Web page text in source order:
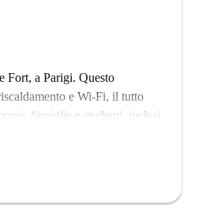
Fort, a Parigi. Questo
e Wi-Fi, il tutto
famiglie e studenti, inclusi
di qualità e affidabilità. I
essere concordati